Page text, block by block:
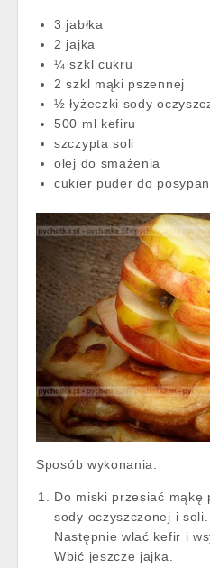
3 jabłka
2 jajka
¼ szkl cukru
2 szkl mąki pszennej
½ łyżeczki sody
500 ml kefiru
szczypta soli
olej do smażenia
cukier puder do
Sposób wykonania:
Do miski przesiać mąkę
sody oczyszczonej i soli.
Następnie wlać kefir i
Wbić jeszcze jajka.